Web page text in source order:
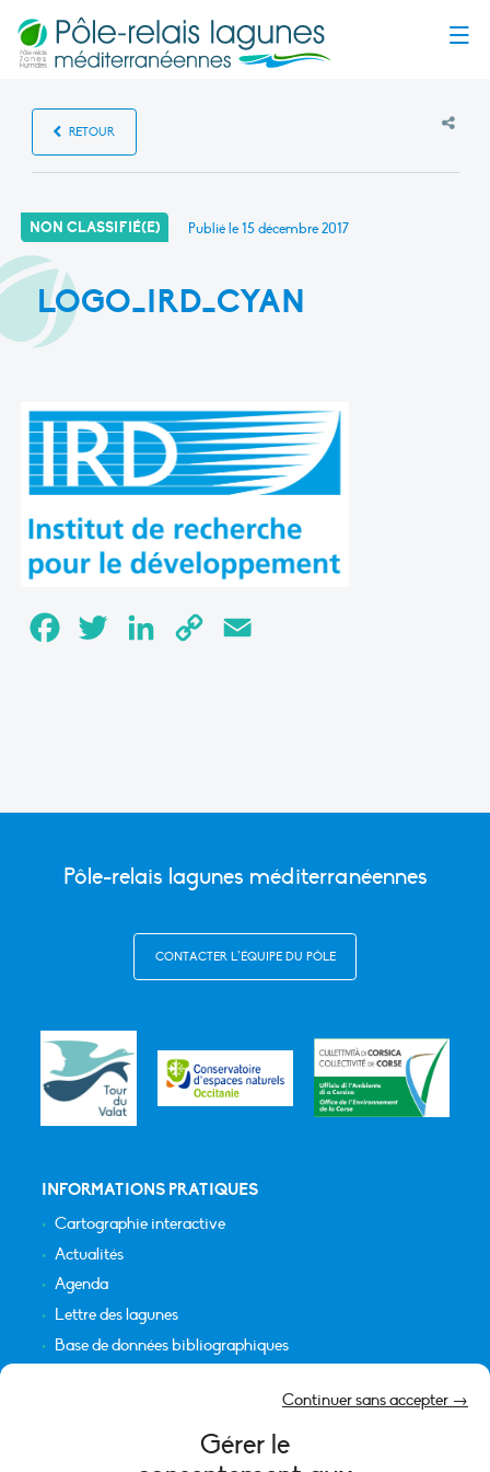
Gérer le
Continuer sans accepter →
RETOUR
NON CLASSIFIÉ(E) Publié le15 décembre 2017
LOGO_IRD_CYAN
FacebookTwitter LinkedInCopy
Pôle-relais lagunes méditerranéennes
CONTACTER L’ÉQUIPE DU PÔLE
INFORMATIONS PRATIQUES
Cartographie interactive
Actualités
Agenda
Lettre des lagunes
Base de données bibliographiques